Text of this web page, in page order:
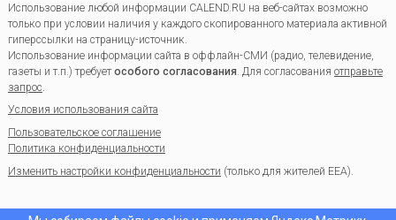
Использование любой информации CALEND.RU на веб-сайтах возможно
только при условии наличия у каждого скопированного материала активной
гиперссылки на страницу-источник.
Использование информации сайта в оффлайн-СМИ (радио, телевидение,
газеты и т.п.) требуетособого согласования. Для согласования отправьте
запрос.
Условия использования сайта
Пользовательское соглашение
Политика конфиденциальности
Изменить настройки конфиденциальности (только для жителей EEA).